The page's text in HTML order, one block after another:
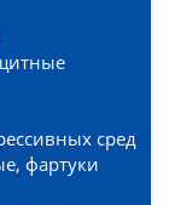
сред
фартуки